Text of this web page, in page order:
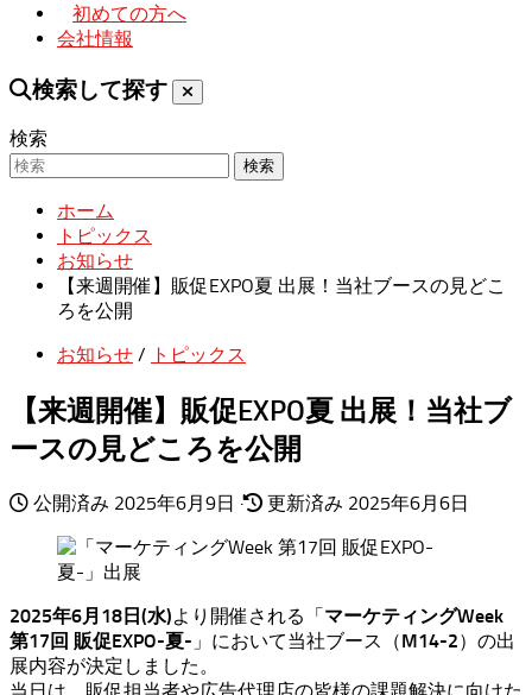
初めての方へ
会社情報
検索して探す
検索
検索
ホーム
トピックス
お知らせ
【来週開催】販促EXPO夏 出展！当社ブースの見どこ
ろを公開
お知らせ / トピックス
【来週開催】販促EXPO夏 出展！当社ブ
ースの見どころを公開
公開済み 2025年6月9日 · 更新済み 2025年6月6日
2025年6月18日(水)より開催される「マーケティングWeek
第17回 販促EXPO-夏- 」において当社ブース（M14-2）の出
展内容が決定しました。